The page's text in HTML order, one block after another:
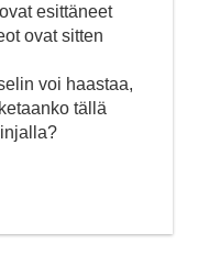
esittäneet
ovat sitten
voi haastaa,
tällä